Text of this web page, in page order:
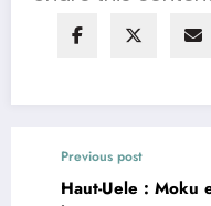
Previous post
Haut-Uele : Moku